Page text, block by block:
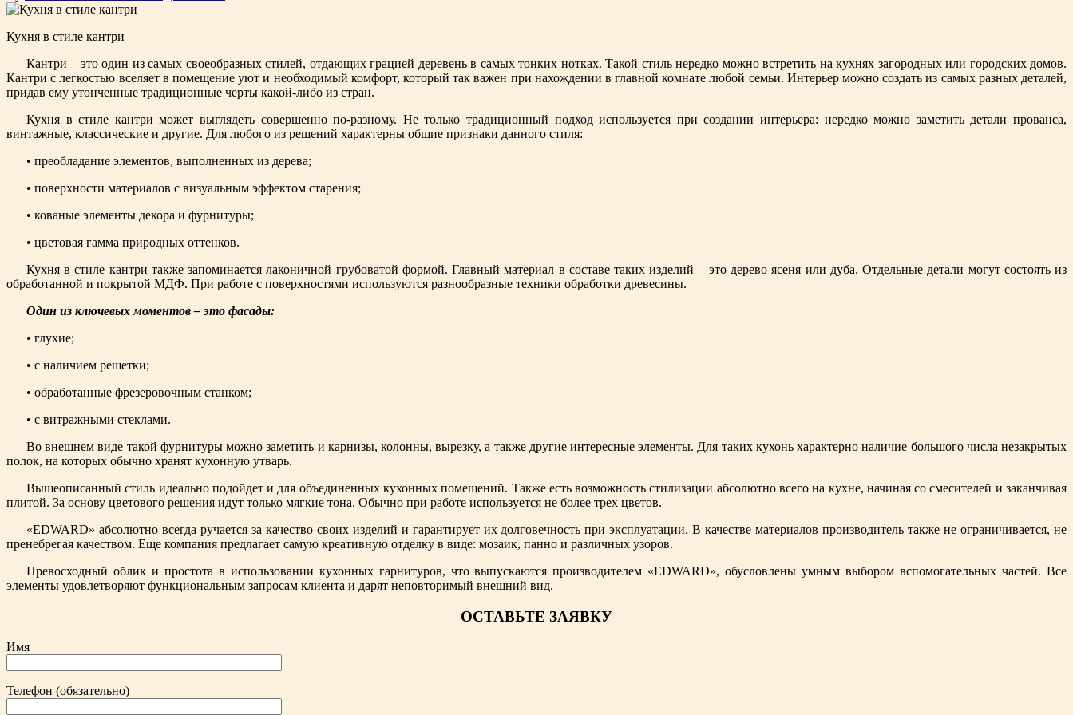
Кухня в стиле кантри
Кантри – это один из самых своеобразных стилей, отдающих грацией деревень в самых тонких нотках. Такой стиль нередко можно встретить на кухнях загородных или городских домов.
Кантри с легкостью вселяет в помещение уют и необходимый комфорт, который так важен при нахождении в главной комнате любой семьи. Интерьер можно создать из самых разных деталей,
придав ему утонченные традиционные черты какой-либо из стран.
Кухня в стиле кантри может выглядеть совершенно по-разному. Не только традиционный подход используется при создании интерьера: нередко можно заметить детали прованса,
винтажные, классические и другие. Для любого из решений характерны общие признаки данного стиля:
• преобладание элементов, выполненных из дерева;
• поверхности материалов с визуальным эффектом старения;
• кованые элементы декора и фурнитуры;
• цветовая гамма природных оттенков.
Кухня в стиле кантри также запоминается лаконичной грубоватой формой. Главный материал в составе таких изделий – это дерево ясеня или дуба. Отдельные детали могут состоять из
обработанной и покрытой МДФ. При работе с поверхностями используются разнообразные техники обработки древесины.
Один из ключевых моментов – это фасады:
• глухие;
• с наличием решетки;
• обработанные фрезеровочным станком;
• с витражными стеклами.
Во внешнем виде такой фурнитуры можно заметить и карнизы, колонны, вырезку, а также другие интересные элементы. Для таких кухонь характерно наличие большого числа незакрытых
полок, на которых обычно хранят кухонную утварь.
Вышеописанный стиль идеально подойдет и для объединенных кухонных помещений. Также есть возможность стилизации абсолютно всего на кухне, начиная со смесителей и заканчивая
плитой. За основу цветового решения идут только мягкие тона. Обычно при работе используется не более трех цветов.
«EDWARD» абсолютно всегда ручается за качество своих изделий и гарантирует их долговечность при эксплуатации. В качестве материалов производитель также не ограничивается, не
пренебрегая качеством. Еще компания предлагает самую креативную отделку в виде: мозаик, панно и различных узоров.
Превосходный облик и простота в использовании кухонных гарнитуров, что выпускаются производителем «EDWARD», обусловлены умным выбором вспомогательных частей. Все
элементы удовлетворяют функциональным запросам клиента и дарят неповторимый внешний вид.
ОСТАВЬТЕ ЗАЯВКУ
Имя
Телефон (обязательно)